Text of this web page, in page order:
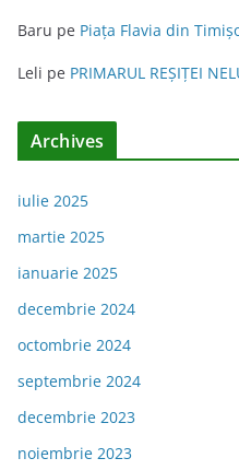
Baru pe Piața Flavia din
Leli pe PRIMARUL REŞIŢEI
Archives
iulie 2025
martie 2025
ianuarie 2025
decembrie 2024
octombrie 2024
septembrie 2024
decembrie 2023
noiembrie 2023